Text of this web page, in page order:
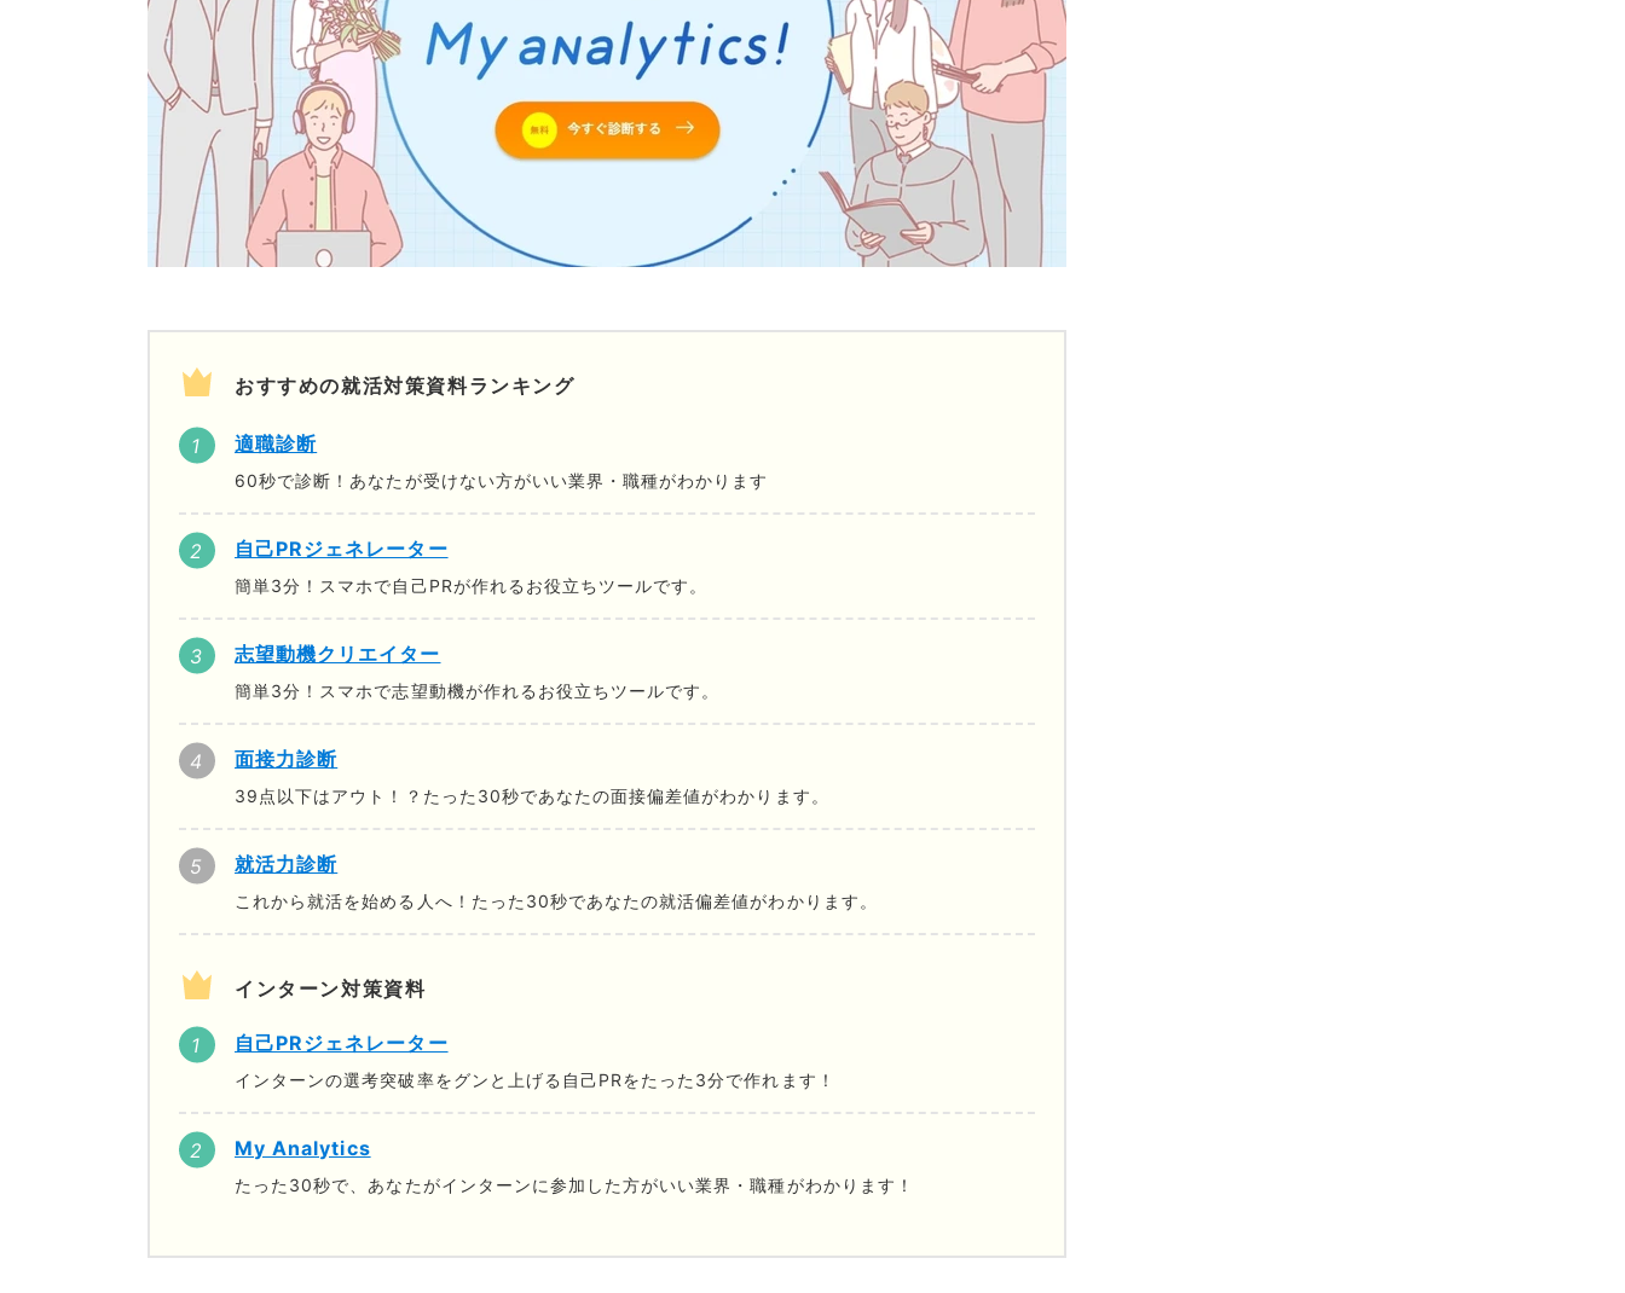
おすすめの就活対策資料ランキング
適職診断
60秒で診断！あなたが受けない方がいい業界・職種がわかります
自己PRジェネレーター
簡単3分！スマホで自己PRが作れるお役立ちツールです。
志望動機クリエイター
簡単3分！スマホで志望動機が作れるお役立ちツールです。
面接力診断
39点以下はアウト！？たった30秒であなたの面接偏差値がわかります。
就活力診断
これから就活を始める人へ！たった30秒であなたの就活偏差値がわかります。
インターン対策資料
自己PRジェネレーター
インターンの選考突破率をグンと上げる自己PRをたった3分で作れます！
My Analytics
たった30秒で、あなたがインターンに参加した方がいい業界・職種がわかります！